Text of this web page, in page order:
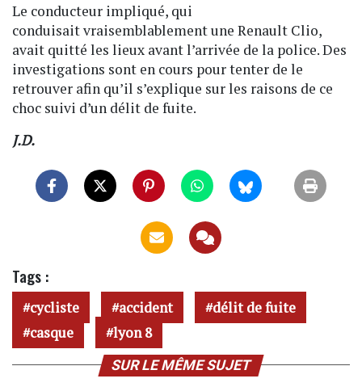
Le conducteur impliqué, qui
conduisait vraisemblablement une Renault Clio,
avait quitté les lieux avant l’arrivée de la police. Des
investigations sont en cours pour tenter de le
retrouver afin qu’il s’explique sur les raisons de ce
choc suivi d’un délit de fuite.
J.D.
Tags :
cycliste accident
délit de fuite
casque
lyon 8
SUR LE MÊME SUJET